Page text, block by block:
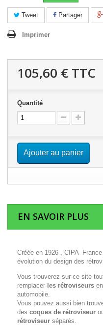
Tweet Partager
Imprimer
105,60 € TTC
Quantité
Ajouter au panier
EN SAVOIR PLUS
Créée en 1926 , CIPA -
évolution du design des
Vous trouverez sur ce site
remplacer les rétroviseurs
automobile.
Vous pouvez aussi bien
des coques de rétroviseur
rétroviseur séparés.